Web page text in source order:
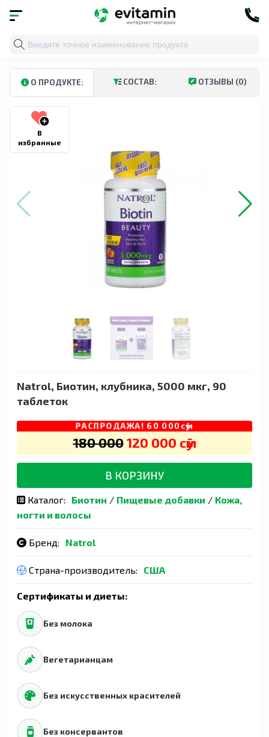
Главная Витамины и минералы
О ПРОДУКТЕ: СОСТАВ: ОТЗЫВЫ (0)
В
избранные
Natrol, Биотин, клубника, 5000 мкг, 90
таблеток
РАСПРОДАЖА! 60 000сӯм
180 000 120 000 сӯм
В КОРЗИНУ
Каталог: Биотин / Пищевые добавки / Кожа,
ногти и волосы
Бренд: Natrol
Страна-производитель: США
Сертификаты и диеты:
Без молока
Вегетарианцам
Без искусственных красителей
Без консервантов